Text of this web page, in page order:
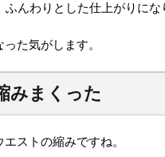
んわりとした仕上がりにな
た気がします。
みまくった
ストの縮みですね。